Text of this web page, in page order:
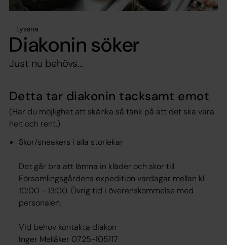
Lyssna
Diakonin söker
Just nu behövs...
Detta tar diakonin tacksamt emot
(Har du möjlighet att skänka så tänk på att det ska vara
helt och rent.)
Skor/sneakers i alla storlekar
Det går bra att lämna in kläder och skor till
Församlingsgårdens expedition vardagar mellan kl
10:00 - 13:00. Övrig tid i överenskommelse med
personalen.
Vid behov kontakta diakon
Inger Mellåker 0725-105117